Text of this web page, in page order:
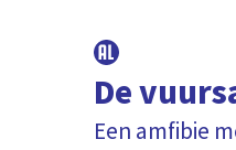
De
Een amfibie